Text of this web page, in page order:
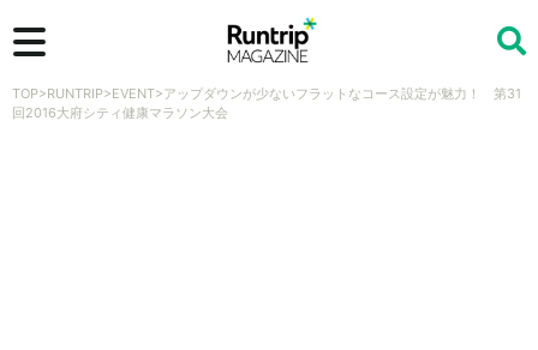
検索
TOP>RUNTRIP>EVENT>アップダウンが少ないフラットなコース設定が魅力！ 第31
回2016大府シティ健康マラソン大会